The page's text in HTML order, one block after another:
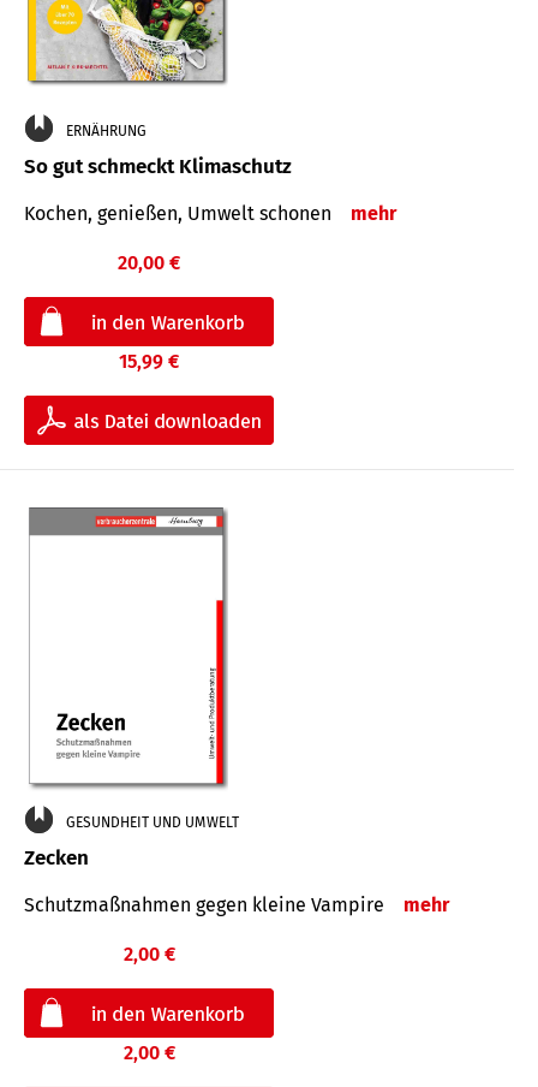
ERNÄHRUNG
So gut schmeckt Klimaschutz
Kochen, genießen, Umwelt schonen mehr
20,00 €
15,99 €
GESUNDHEIT UND UMWELT
Zecken
Schutz­maß­nahmen gegen kleine Vampire mehr
2,00 €
2,00 €